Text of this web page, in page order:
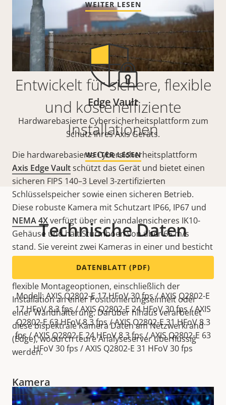
Entwickelt für sichere, flexible
und kosteneffiziente
Installationen
Die hardwarebasierte Cybersicherheitsplattform
Axis Edge Vaultschützt das Gerät und bietet einen
sicheren FIPS 140–3 Level 3-zertifizierten
Schlüsselspeicher sowie einen sicheren Betrieb.
Diese robuste Kamera mit Schutzart IP66, IP67 und
NEMA 4Xverfügt über ein vandalensicheres IK10-
Gehäuse und hält Sturmböen von über 65 m/s
stand. Sie vereint zwei Kameras in einer und besticht
durch ihre einfache Installation und niedrigen
Gesamtbetriebskosten. Darüber hinaus bietet sie
flexible Montageoptionen, einschließlich der
Installation an einer Positionierungseinheit oder
einer Wandhalterung. Darüber hinaus verarbeitet
diese bispektrale Kamera Daten am Netzwerkrand
(Edge), wodurch teure Analyseserver überflüssig
werden.
WEITER LESEN
Edge Vault
Hardwarebasierte Cybersicherheitsplattform zum
Schutz Ihres Axis Geräts.
WEITER LESEN
Technische Daten
DATENBLATT (PDF)
Modell: AXIS Q2802-E 17 HFoV 30 fps / AXIS Q2802-E
17 HFoV 8.3 fps / AXIS Q2802-E 24 HFoV 30 fps / AXIS
Q2802-E 63 HFoV 8.3 fps / AXIS Q2802-E 31 HFoV 8.3
fps / AXIS Q2802-E 24 HFoV 8.3 fps / AXIS Q2802-E 63
HFoV 30 fps / AXIS Q2802-E 31 HFoV 30 fps
Kamera